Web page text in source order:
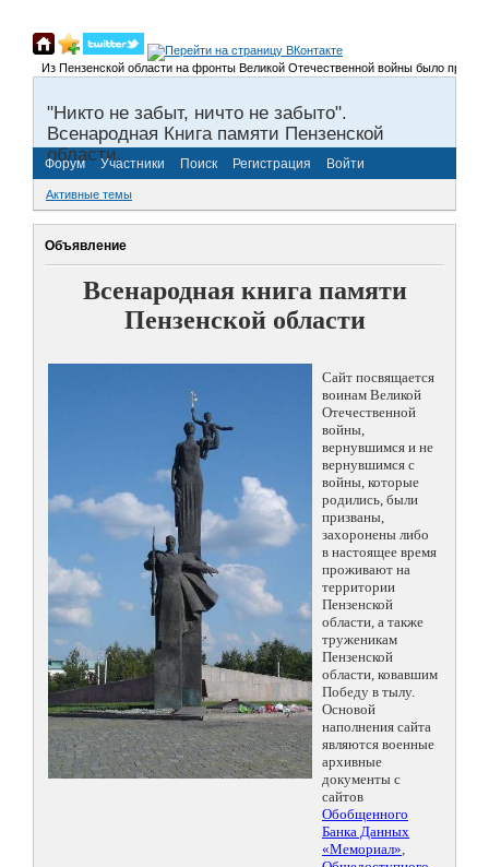
Из Пензенской области на фронты Великой Отечественной войны было призвано
"Никто не забыт, ничто не забыто".
Всенародная Книга памяти Пензенской
области.
Форум Участники Поиск Регистрация Войти
Активные темы
Объявление
Всенародная книга памяти
Пензенской области
Сайт посвящается
воинам Великой
Отечественной
войны,
вернувшимся и не
вернувшимся с
войны, которые
родились, были
призваны,
захоронены либо
в настоящее время
проживают на
территории
Пензенской
области, а также
труженикам
Пензенской
области, ковавшим
Победу в тылу.
Основой
наполнения сайта
являются военные
архивные
документы с
сайтов
Обобщенного
Банка Данных
«Мемориал»,